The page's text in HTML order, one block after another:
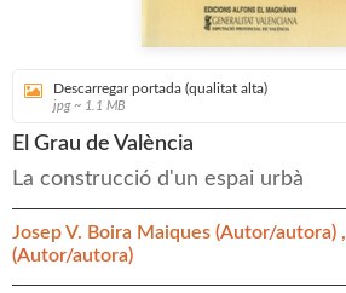
Descarregar portada (qualitat alta)
jpg ~ 1.1 MB
El Grau de València
La construcció d'un espai urbà
Josep V. Boira Maiques (Autor/autora) ,
(Autor/autora)